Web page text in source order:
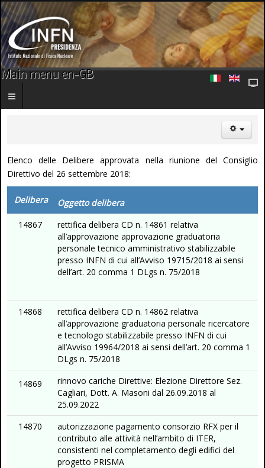
Main menu en-GB
Elenco delle Delibere approvata nella riunione del Consiglio
Direttivo del 26 settembre 2018:
Delibera
Oggetto delibera
14867
rettifica delibera CD n. 14861 relativa
all’approvazione approvazione graduatoria
personale tecnico amministrativo stabilizzabile
presso INFN di cui all’Avviso 19715/2018 ai sensi
dell’art. 20 comma 1 DLgs n. 75/2018
14868
rettifica delibera CD n. 14862 relativa
all’approvazione graduatoria personale ricercatore
e tecnologo stabilizzabile presso INFN di cui
all’Avviso 19964/2018 ai sensi dell’art. 20 comma 1
DLgs n. 75/2018
14869
rinnovo cariche Direttive: Elezione Direttore Sez.
Cagliari, Dott. A. Masoni dal 26.09.2018 al
25.09.2022
14870
autorizzazione pagamento consorzio RFX per il
contributo alle attività nell’ambito di ITER,
consistenti nel completamento degli edifici del
progetto PRISMA